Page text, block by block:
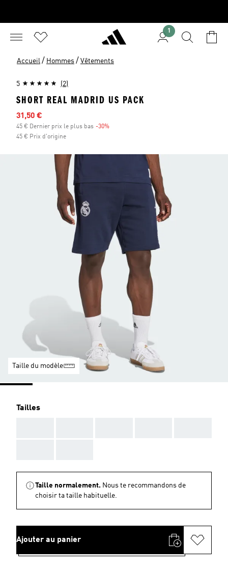
1
Accueil / Hommes / Vêtements
5 (2)
SHORT REAL MADRID US PACK
Prix en promo
31,50 €
45 € Dernier prix le plus bas -30%
45 € Prix d'origine
Taille du modèle
Tailles
Taille normalement. Nous te recommandons de
choisir ta taille habituelle.
Ajouter au panier